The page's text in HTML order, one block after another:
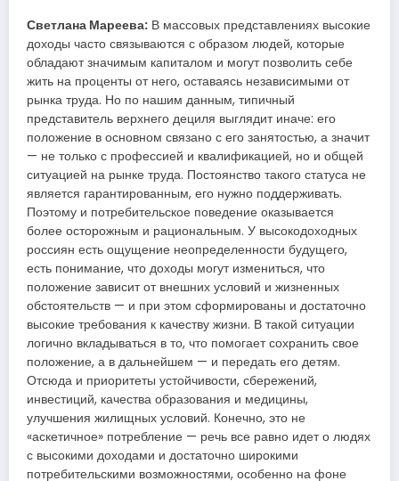
Светлана Мареева: В массовых представлениях высокие
доходы часто связываются с образом людей, которые
обладают значимым капиталом и могут позволить себе
жить на проценты от него, оставаясь независимыми от
рынка труда. Но по нашим данным, типичный
представитель верхнего дециля выглядит иначе: его
положение в основном связано с его занятостью, а значит
— не только с профессией и квалификацией, но и общей
ситуацией на рынке труда. Постоянство такого статуса не
является гарантированным, его нужно поддерживать.
Поэтому и потребительское поведение оказывается
более осторожным и рациональным. У высокодоходных
россиян есть ощущение неопределенности будущего,
есть понимание, что доходы могут измениться, что
положение зависит от внешних условий и жизненных
обстоятельств — и при этом сформированы и достаточно
высокие требования к качеству жизни. В такой ситуации
логично вкладываться в то, что помогает сохранить свое
положение, а в дальнейшем — и передать его детям.
Отсюда и приоритеты устойчивости, сбережений,
инвестиций, качества образования и медицины,
улучшения жилищных условий. Конечно, это не
«аскетичное» потребление — речь все равно идет о людях
с высокими доходами и достаточно широкими
потребительскими возможностями, особенно на фоне